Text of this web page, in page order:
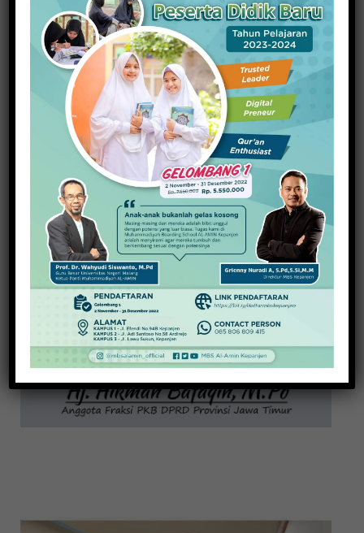
Raih Indeks Harmoni Indonesia
dari Mendagri, Kesbangpol
Wujudkan Kampung Harmoni
20 November 2025